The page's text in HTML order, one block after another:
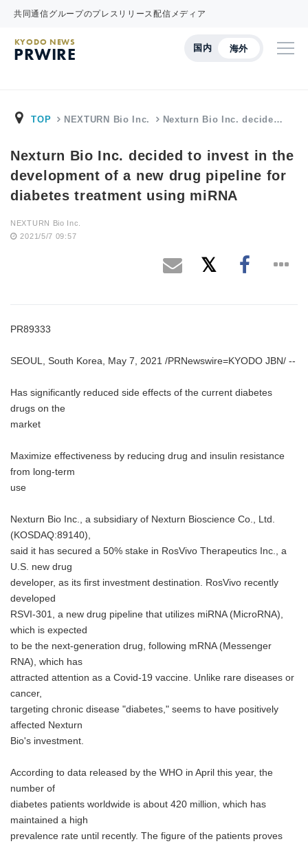
共同通信グループのプレスリリース配信メディア
国内 海外
KYODO NEWS
PRWIRE
TOP NEXTURN Bio Inc. Nexturn Bio Inc. decide…
Nexturn Bio Inc. decided to invest in the
development of a new drug pipeline for
diabetes treatment using miRNA
NEXTURN Bio Inc.
2021/5/7 09:57
PR89333
SEOUL, South Korea, May 7, 2021 /PRNewswire=KYODO JBN/ --
Has significantly reduced side effects of the current diabetes
drugs on the
market
Maximize effectiveness by reducing drug and insulin resistance
from long-term
use
Nexturn Bio Inc., a subsidiary of Nexturn Bioscience Co., Ltd.
(KOSDAQ:89140),
said it has secured a 50% stake in RosVivo Therapeutics Inc., a
U.S. new drug
developer, as its first investment destination. RosVivo recently
developed
RSVI-301, a new drug pipeline that utilizes miRNA (MicroRNA),
which is expected
to be the next-generation drug, following mRNA (Messenger
RNA), which has
attracted attention as a Covid-19 vaccine. Unlike rare diseases or
cancer,
targeting chronic disease "diabetes," seems to have positively
affected Nexturn
Bio's investment.
According to data released by the WHO in April this year, the
number of
diabetes patients worldwide is about 420 million, which has
maintained a high
prevalence rate until recently. The figure of the patients proves